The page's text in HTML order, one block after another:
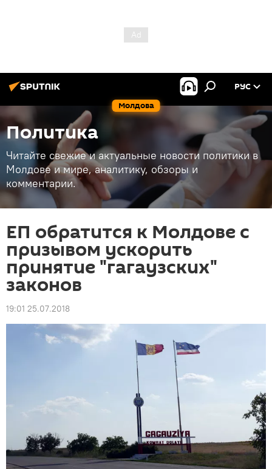
Молдова
РУС
Политика
Читайте свежие и актуальные новости политики в
Молдове и мире, аналитику, обзоры и
комментарии.
ЕП обратится к Молдове с
призывом ускорить
принятие "гагаузских"
законов
19:01 25.07.2018